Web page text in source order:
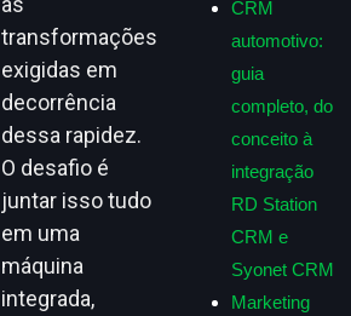
transformações
exigidas em
decorrência
dessa rapidez.
O desafio é
juntar isso tudo
em uma
máquina
integrada,
CRM
automotivo:
guia
completo, do
conceito à
integração
RD Station
CRM e
Syonet CRM
Marketing